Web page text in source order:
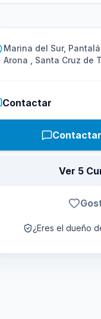
Marina del Sur,
Arona , Santa Cruz de
Contactar
Ver 5
¿Eres el dueño